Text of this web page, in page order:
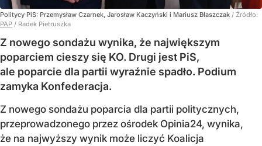
Politycy PiS: Przemysław Czarnek, Jarosław Kaczyński i Mariusz Błaszczak / Źródło:
PAP / Radek Pietruszka
Z nowego sondażu wynika, że największym
poparciem cieszy się KO. Drugi jest PiS,
ale poparcie dla partii wyraźnie spadło. Podium
zamyka Konfederacja.
Z nowego sondażu poparcia dla partii politycznych,
przeprowadzonego przez ośrodek Opinia24, wynika,
że na najwyższy wynik może liczyć Koalicja